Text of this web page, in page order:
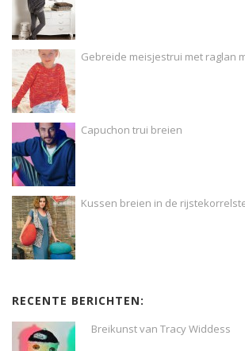
Gebreide meisjestrui met raglan
Capuchon trui breien
Kussen breien in de
RECENTE BERICHTEN:
Breikunst van Tracy Widdess